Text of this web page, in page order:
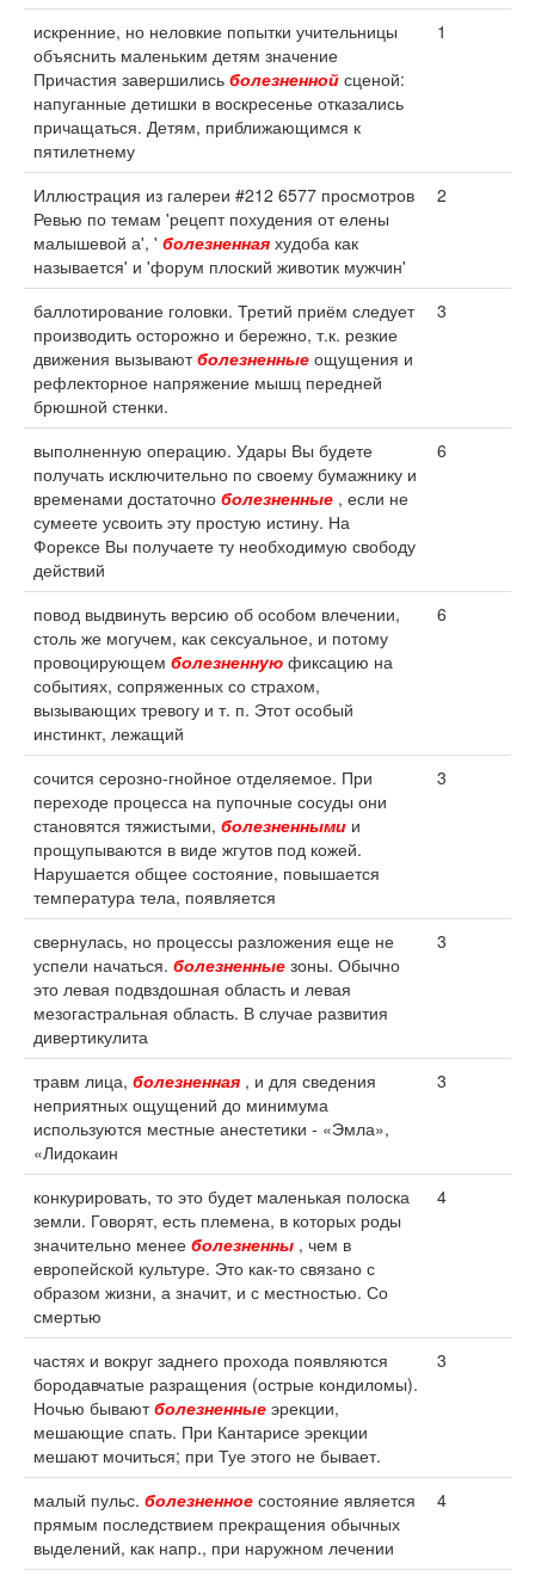
искренние, но неловкие попытки учительницы
объяснить маленьким детям значение
Причастия завершились болезненной сценой:
напуганные детишки в воскресенье отказались
причащаться. Детям, приближающимся к
пятилетнему
1
Иллюстрация из галереи #212 6577 просмотров
Ревью по темам 'рецепт похудения от елены
малышевой а', ' болезненная худоба как
называется' и 'форум плоский животик мужчин'
2
баллотирование головки. Третий приём следует
производить осторожно и бережно, т.к. резкие
движения вызываютболезненные ощущения и
рефлекторное напряжение мышц передней
брюшной стенки.
3
выполненную операцию. Удары Вы будете
получать исключительно по своему бумажнику и
временами достаточно болезненные , если не
сумеете усвоить эту простую истину. На
Форексе Вы получаете ту необходимую свободу
действий
6
повод выдвинуть версию об особом влечении,
столь же могучем, как сексуальное, и потому
провоцирующем болезненную фиксацию на
событиях, сопряженных со страхом,
вызывающих тревогу и т. п. Этот особый
инстинкт, лежащий
6
сочится серозно-гнойное отделяемое. При
переходе процесса на пупочные сосуды они
становятся тяжистыми, болезненными и
прощупываются в виде жгутов под кожей.
Нарушается общее состояние, повышается
температура тела, появляется
3
свернулась, но процессы разложения еще не
успели начаться. болезненные зоны. Обычно
это левая подвздошная область и левая
мезогастральная область. В случае развития
дивертикулита
3
травм лица, болезненная , и для сведения
неприятных ощущений до минимума
используются местные анестетики - «Эмла»,
«Лидокаин
3
конкурировать, то это будет маленькая полоска
земли. Говорят, есть племена, в которых роды
значительно менее болезненны , чем в
европейской культуре. Это как-то связано с
образом жизни, а значит, и с местностью. Со
смертью
4
частях и вокруг заднего прохода появляются
бородавчатые разращения (острые кондиломы).
Ночью бываютболезненные эрекции,
мешающие спать. При Кантарисе эрекции
мешают мочиться; при Туе этого не бывает.
3
малый пульс. болезненное состояние является
прямым последствием прекращения обычных
выделений, как напр., при наружном лечении
4